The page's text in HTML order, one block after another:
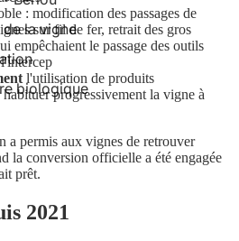
de la vigne
biologique
: modification des passages de
sur fil de fer, retrait des gros
empêchaient le passage des outils
l'utilisation de produits
progressivement la vigne à
a permis aux vignes de retrouver
la conversion officielle a été engagée
prêt.
2021